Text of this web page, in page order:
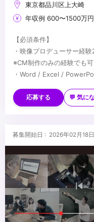
東京都品川区上大崎
年収例 600〜1500万円
【必須条件】
・映像プロデューサー経
※CM制作のみの経験でも可
・Word / Excel /
・WEBムービーの制作経験
・クライアントとのコミ
...
応募する 💬 気に
募集開始日 : 2026年02月18日